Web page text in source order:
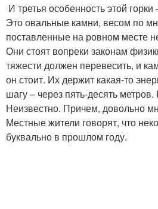
И третья особенность этой
Это овальные камни, весом по
поставленные на ровном месте
Они стоят вопреки законам
тяжести должен перевесить, и
он стоит. Их держит какая-то
шагу – через пять-десять метров.
Неизвестно. Причем, довольно
Местные жители говорят, что
буквально в прошлом году.